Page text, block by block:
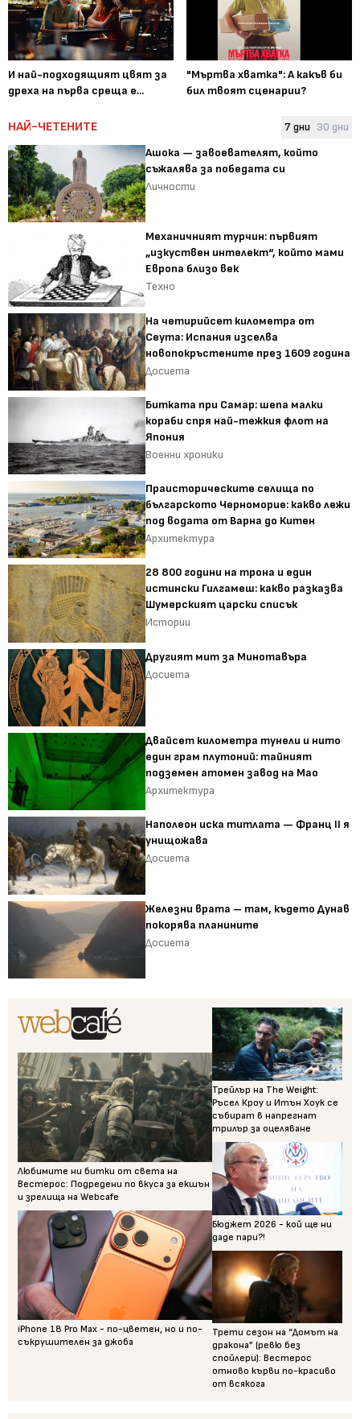
И най-подходящият цвят за
дреха на първа среща е...
"Мъртва хватка": А какъв би
бил твоят сценарии?
НАЙ-ЧЕТЕНИТЕ 7 дни 30 дни
Ашока — завоевателят, който
съжалява за победата си
Личности
Механичният турчин: първият
„изкуствен интелект“, който мами
Европа близо век
Техно
На четирийсет километра от
Сеута: Испания изселва
новопокръстените през 1609 година
Досиета
Битката при Самар: шепа малки
кораби спря най-тежкия флот на
Япония
Военни хроники
Праисторическите селища по
българското Черноморие: какво лежи
под водата от Варна до Китен
Архитектура
28 800 години на трона и един
истински Гилгамеш: какво разказва
Шумерският царски списък
Истории
Другият мит за Минотавъра
Досиета
Двайсет километра тунели и нито
един грам плутоний: тайният
подземен атомен завод на Мао
Архитектура
Наполеон иска титлата — Франц II я
унищожава
Досиета
Железни врата – там, където Дунав
покорява планините
Досиета
Любимите ни битки от света на
Вестерос: Подредени по вкуса за екшън
и зрелища на Webcafe
iPhone 18 Pro Max - по-цветен, но и по-
съкрушителен за джоба
Трейлър на The Weight:
Ръсел Кроу и Итън Хоук се
събират в напрегнат
трилър за оцеляване
Бюджет 2026 - кой ще ни
даде пари?!
Трети сезон на “Домът на
дракона” (ревю без
спойлери): Вестерос
отново кърви по-красиво
от всякога